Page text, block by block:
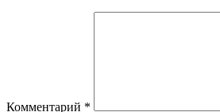
Комментарий *